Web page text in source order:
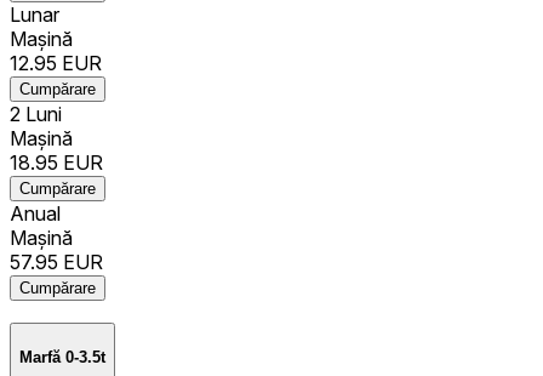
Lunar
Mașină
12.95 EUR
Cumpărare
2 Luni
Mașină
18.95 EUR
Cumpărare
Anual
Mașină
57.95 EUR
Cumpărare
Marfă 0-3.5t